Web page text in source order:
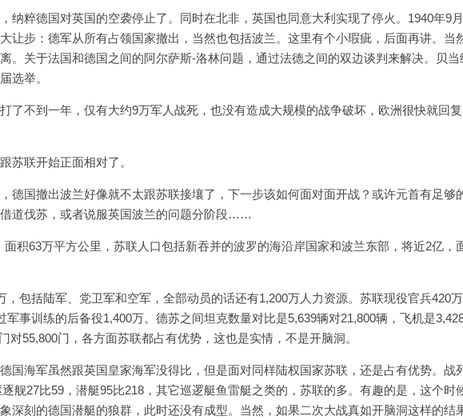
纳粹德国对英国的空袭停止了。同时在北非，英国也同意大利实现了停火。1940年9
让步：德军从所有占领国家撤出，当然也包括波兰。这里有个小瑕疵，后面再讲。当
。关于法国和德国之间的阿尔萨斯-洛林问题，通过法德之间的双边谈判来解决。贝当
选举。
了不到一年，仅有大约9万军人战死，也没有造成大规模的战争破坏，欧洲很快就回
苏联开始正面相对了。
德国撤出波兰好像就不太跟苏联接壤了，下一步该如何面对面开战？或许元首有足够
道伐苏，或者说服英国波兰的问题分阶段……​
面积63万平方公里，苏联人口包括新吞并的波罗的海沿岸国家和波兰东部，将近2亿，
，包括陆军、党卫军和空军，全部动员的话还有1,200万人力资源。苏联现役官兵420
军事训练的后备役1,400万。德苏之间坦克数量对比是5,639辆对21,800辆，飞机是
对55,800门，各方面苏联都占有优势，这也是实情，不是开脑洞。
国海军虽然跟英国皇家海军没得比，但是面对同样陆权国家苏联，还是占有优势。战
舰27比59，潜艇95比218，其它巡逻艇鱼雷艇之类的，苏联的多。有趣的是，这个时
深刻的德国潜艇的狼群，此时还没有成型。当然，如果二次大战真如开脑洞这样的结